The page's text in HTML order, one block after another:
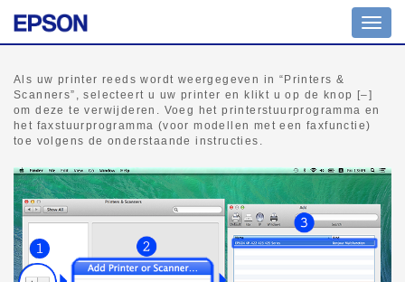
aan/
Als uw printer reeds wordt weergegeven in “Printers &
Scanners”, selecteert u uw printer en klikt u op de knop [–]
om deze te verwijderen. Voeg het printerstuurprogramma en
het faxstuurprogramma (voor modellen met een faxfunctie)
toe volgens de onderstaande instructies.